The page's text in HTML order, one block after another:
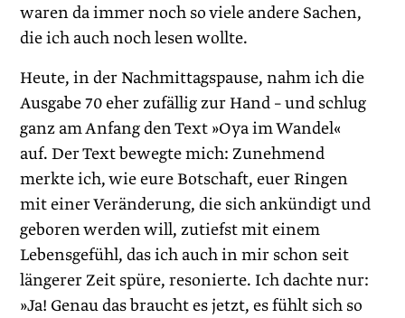
waren da immer noch so viele andere Sachen,
die ich auch noch lesen wollte.
Heute, in der Nachmittagspause, nahm ich die
Ausgabe 70 eher zufällig zur Hand – und schlug
ganz am Anfang den Text »Oya im Wandel«
auf. Der Text bewegte mich: Zunehmend
merkte ich, wie eure Botschaft, euer Ringen
mit einer Veränderung, die sich ankündigt und
geboren werden will, zutiefst mit einem
Lebensgefühl, das ich auch in mir schon seit
längerer Zeit spüre, resonierte. Ich dachte nur:
»Ja! Genau das braucht es jetzt, es fühlt sich so